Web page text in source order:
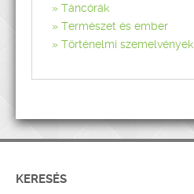
Táncórák
Természet és ember
Történelmi szemelvények
KERESÉS